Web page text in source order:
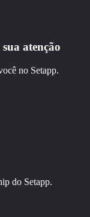
atenção
no Setapp.
do Setapp.